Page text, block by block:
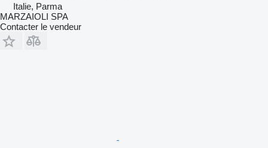
Italie, Parma
MARZAIOLI SPA
Contacter le vendeur